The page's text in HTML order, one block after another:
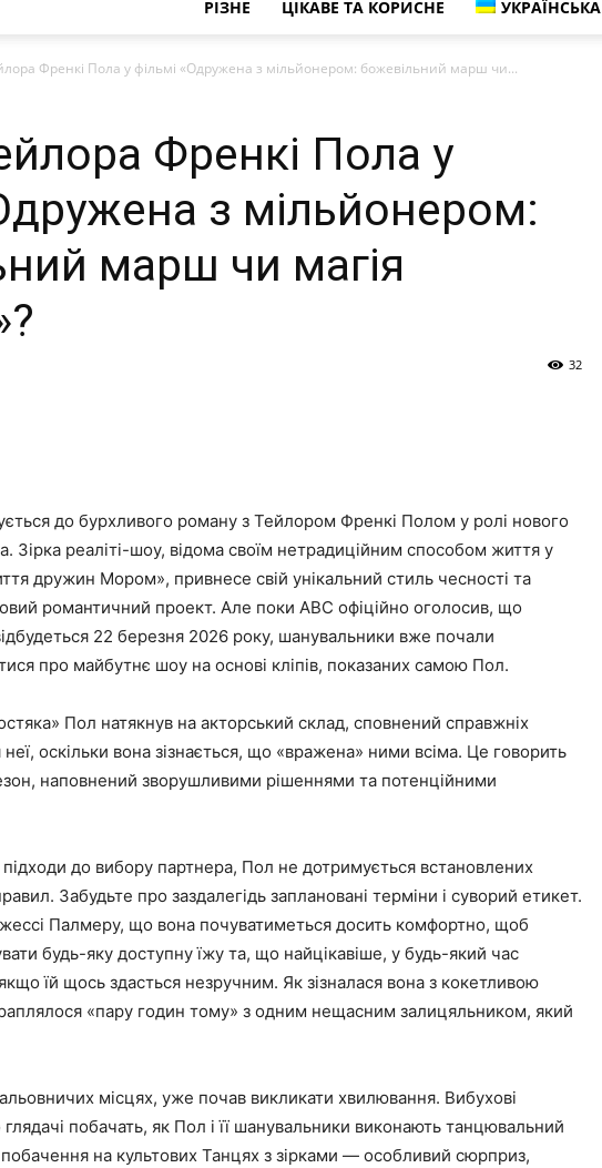
РІЗНЕ ЦІКАВЕ ТА КОРИСНЕ УКРАЇНСЬКА
Френкі Пола у фільмі «Одружена з мільйонером: божевільний марш чи...
Френкі Пола у
з мільйонером:
марш чи магія
32
до бурхливого роману з Тейлором Френкі Полом у ролі нового
Зірка реаліті-шоу, відома своїм нетрадиційним способом життя у
дружин Мором», привнесе свій унікальний стиль чесності та
романтичний проект. Але поки ABC офіційно оголосив, що
22 березня 2026 року, шанувальники вже почали
про майбутнє шоу на основі кліпів, показаних самою Пол.
Пол натякнув на акторський склад, сповнений справжніх
неї, оскільки вона зізнається, що «вражена» ними всіма. Це говорить
наповнений зворушливими рішеннями та потенційними
підходи до вибору партнера, Пол не дотримується встановлених
Забудьте про заздалегідь заплановані терміни і суворий етикет.
Палмеру, що вона почуватиметься досить комфортно, щоб
будь-яку доступну їжу та, що найцікавіше, у будь-який час
їй щось здасться незручним. Як зізналася вона з кокетливою
«пару годин тому» з одним нещасним залицяльником, який
місцях, уже почав викликати хвилювання. Вибухові
побачать, як Пол і її шанувальники виконають танцювальний
на культових Танцях з зірками — особливий сюрприз,